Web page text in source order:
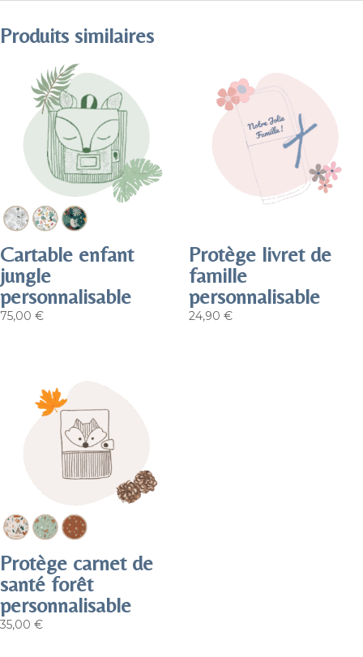
Produits similaires
Cartable enfant
jungle
personnalisable
75,00 €
Protège livret de
famille
personnalisable
24,90 €
Protège carnet de
santé forêt
personnalisable
35,00 €